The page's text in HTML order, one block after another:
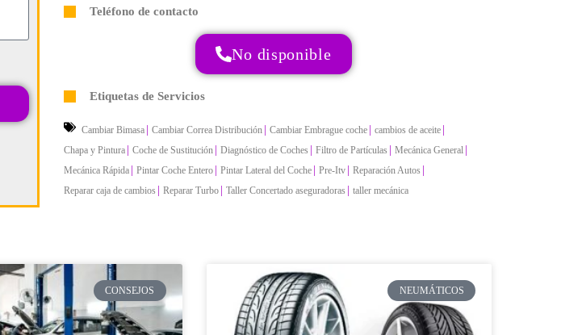
Teléfono de contacto
No disponible
Etiquetas de Servicios
Cambiar Bimasa | Cambiar Correa Distribución | Cambiar Embrague coche | cambios de aceite |
Chapa y Pintura | Coche de Sustitución | Diagnóstico de Coches | Filtro de Partículas | Mecánica General |
Mecánica Rápida | Pintar Coche Entero | Pintar Lateral del Coche | Pre-Itv | Reparación Autos |
Reparar caja de cambios | Reparar Turbo | Taller Concertado aseguradoras | taller mecánica
CONSEJOS NEUMÁTICOS